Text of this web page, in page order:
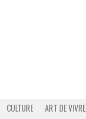
CULTURE ART DE VIVRE